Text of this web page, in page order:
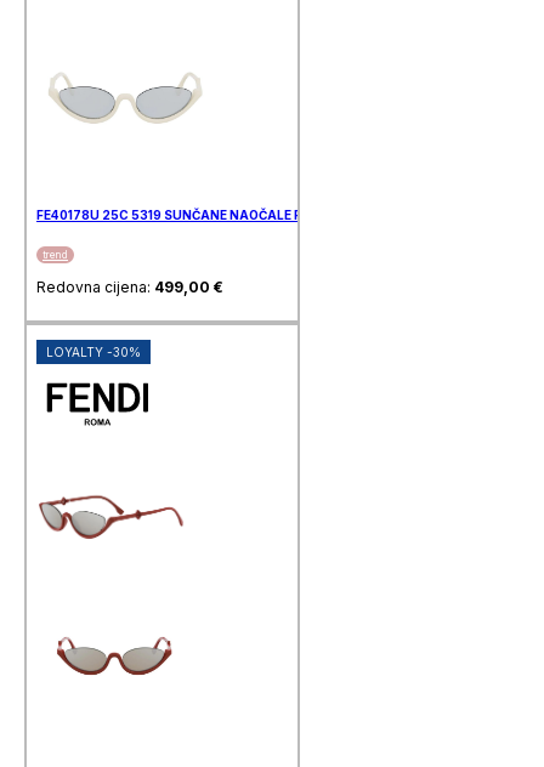
FE40178U 25C 5319 SUNČANE NAOČALE FENDI
trend
Redovna cijena: 499,00 €
LOYALTY -30%